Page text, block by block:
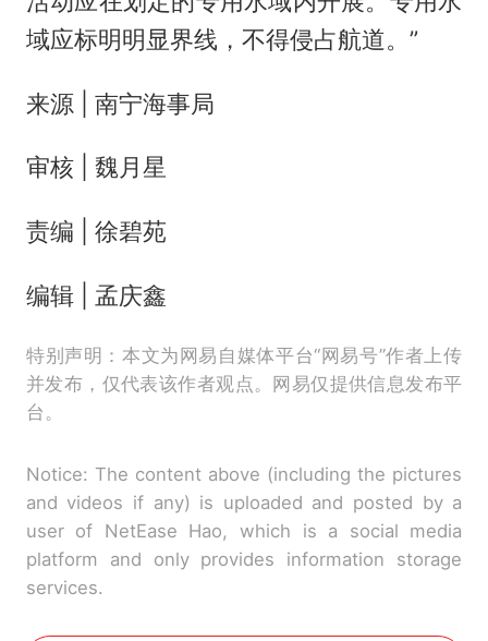
域应标明明显界线，不得侵占航道。”
来源 | 南宁海事局
审核 | 魏月星
责编 | 徐碧苑
编辑 | 孟庆鑫
特别声明：本文为网易自媒体平台“网易号”作者上传
并发布，仅代表该作者观点。网易仅提供信息发布平
台。
Notice: The content above (including the pictures
and videos if any) is uploaded and posted by a
user of NetEase Hao, which is a social media
platform and only provides information storage
services.